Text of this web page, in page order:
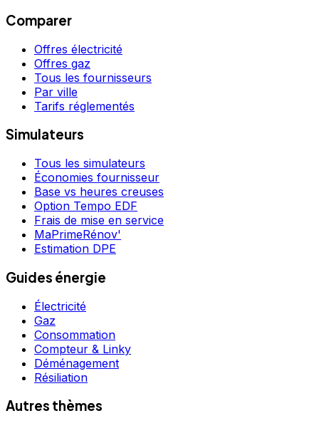
Comparer
Offres électricité
Offres gaz
Tous les fournisseurs
Par ville
Tarifs réglementés
Simulateurs
Tous les simulateurs
Économies fournisseur
Base vs heures creuses
Option Tempo EDF
Frais de mise en service
MaPrimeRénov'
Estimation DPE
Guides énergie
Électricité
Gaz
Consommation
Compteur & Linky
Déménagement
Résiliation
Autres thèmes